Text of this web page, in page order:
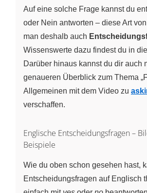
Auf eine solche Frage kannst du
oder Nein antworten – diese Art
man deshalb auch
Wissenswerte dazu findest du in
Darüber hinaus kannst du dir auch
genaueren Überblick zum Thema
Allgemeinen mit dem Video zu
verschaffen.
Englische Entscheidungsfragen –
Beispiele
Wie du oben schon gesehen hast,
Entscheidungsfragen auf Englisch